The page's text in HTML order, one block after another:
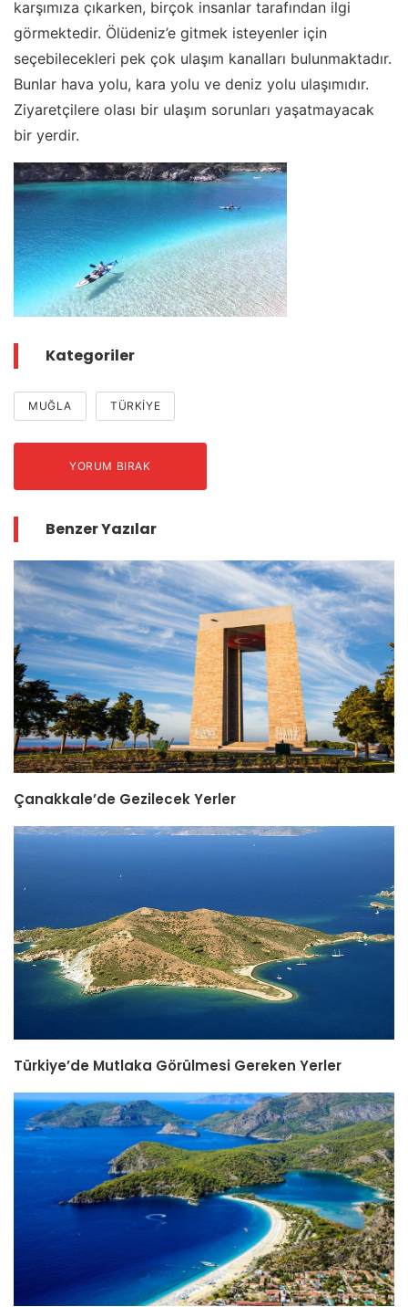
karşımıza çıkarken, birçok insanlar tarafından ilgi
görmektedir. Ölüdeniz’e gitmek isteyenler için
seçebilecekleri pek çok ulaşım kanalları bulunmaktadır.
Bunlar hava yolu, kara yolu ve deniz yolu ulaşımıdır.
Ziyaretçilere olası bir ulaşım sorunları yaşatmayacak
bir yerdir.
Kategoriler
MUĞLA TÜRKIYE
YORUM BIRAK
Benzer Yazılar
Çanakkale’de Gezilecek Yerler
Türkiye’de Mutlaka Görülmesi Gereken Yerler